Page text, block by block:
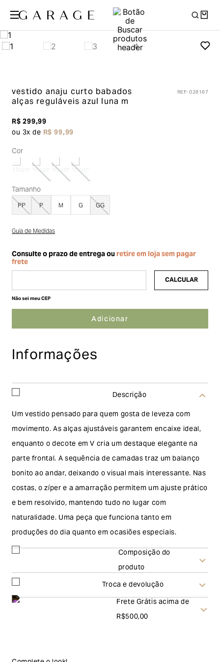
vestido anaju curto babados
alças reguláveisazul luna m
REF:028167
R$299,99
ou 3x de R$99,99
Cor
Tamanho
PP P M G GG
Guia de Medidas
Não sei meu CEP
Informações
Descrição
Um vestido pensado para quem gosta de leveza com
movimento. As alças ajustáveis garantem encaixe ideal,
enquanto o decote em V cria um destaque elegante na
parte frontal. A sequência de camadas traz um balanço
bonito ao andar, deixando o visual mais interessante. Nas
costas, o zíper e a amarração permitem um ajuste prático
e bem resolvido, mantendo tudo no lugar com
naturalidade. Uma peça que funciona tanto em
produções do dia quanto em ocasiões especiais.
Composição do
produto
Troca e devolução
Frete Grátis acima de
R$500,00